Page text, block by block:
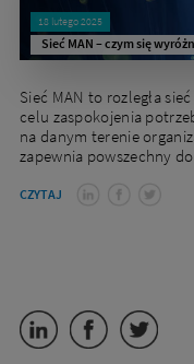
18 lutego 2025
Sieć MAN – czym się
Sieć MAN to rozległa
celu zaspokojenia
na danym terenie
zapewnia powszechny
CZYTAJ